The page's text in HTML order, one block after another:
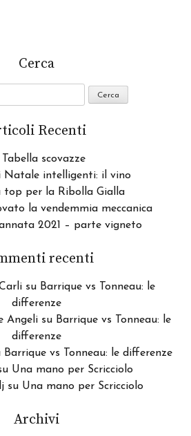
Cerca
Recenti
Tabella scovazze
Natale intelligenti: il vino
top per la Ribolla Gialla
la vendemmia meccanica
2021 – parte vigneto
recenti
su Barrique vs Tonneau: le
differenze
Angeli su Barrique vs Tonneau: le
differenze
Barrique vs Tonneau: le differenze
Una mano per Scricciolo
su Una mano per Scricciolo
Archivi